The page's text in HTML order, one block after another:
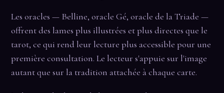
Les oracles — Belline, oracle Gé, oracle de la Triade —
offrent des lames plus illustrées et plus directes que le
tarot, ce qui rend leur lecture plus accessible pour une
première consultation. Le lecteur s'appuie sur l'image
autant que sur la tradition attachée à chaque carte.